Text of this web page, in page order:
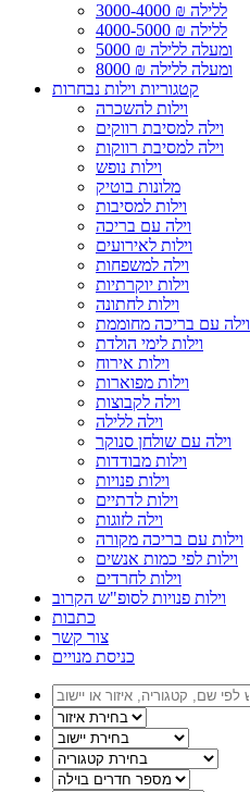
3000-4000 ₪ ללילה
4000-5000 ₪ ללילה
5000 ₪ ומעלה ללילה
8000 ₪ ומעלה ללילה
קטגוריות וילות נבחרות
וילות להשכרה
וילה למסיבת רווקים
וילה למסיבת רווקות
וילות נופש
מלונות בוטיק
וילות למסיבות
וילה עם בריכה
וילות לאירועים
וילה למשפחות
וילות יוקרתיות
וילות לחתונה
וילה עם בריכה מחוממת
וילות לימי הולדת
וילות אירוח
וילות מפוארות
וילה לקבוצות
וילה ללילה
וילה עם שולחן סנוקר
וילות מבודדות
וילות פנויות
וילות לדתיים
וילה לזוגות
וילות עם בריכה מקורה
וילות לפי כמות אנשים
וילות לחרדים
וילות פנויות לסופ"ש הקרוב
כתבות
צור קשר
כניסת מנויים